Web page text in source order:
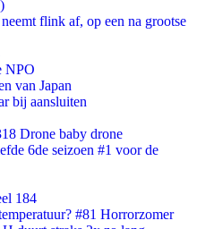
flink af, op een na grootse
NPO
van Japan
bij aansluiten
Drone baby drone
6de seizoen #1 voor de
184
#81 Horrorzomer